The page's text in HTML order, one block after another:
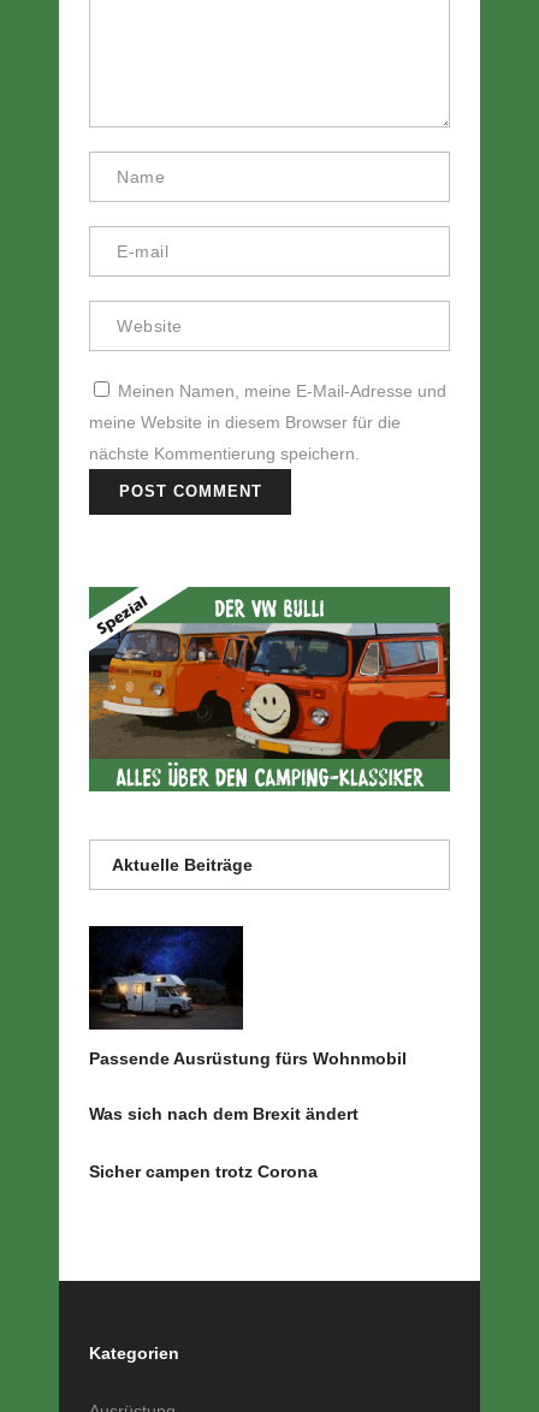
Meinen Namen, meine E-Mail-Adresse und
meine Website in diesem Browser für die
nächste Kommentierung speichern.
Aktuelle Beiträge
Passende Ausrüstung fürs Wohnmobil
Was sich nach dem Brexit ändert
Sicher campen trotz Corona
Kategorien